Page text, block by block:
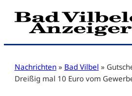
Zum
Inhalt
Nachrichten » Bad Vilbel »
Dreißig mal 10 Euro vom